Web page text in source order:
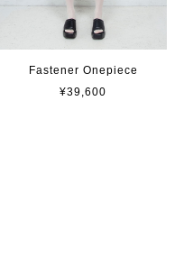
Fastener Onepiece
¥39,600